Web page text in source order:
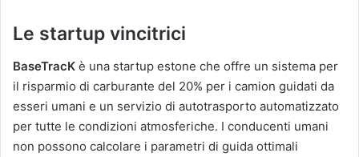
Le startup vincitrici
BaseTracK è una startup estone che offre un sistema per
il risparmio di carburante del 20% per i camion guidati da
esseri umani e un servizio di autotrasporto automatizzato
per tutte le condizioni atmosferiche. I conducenti umani
non possono calcolare i parametri di guida ottimali